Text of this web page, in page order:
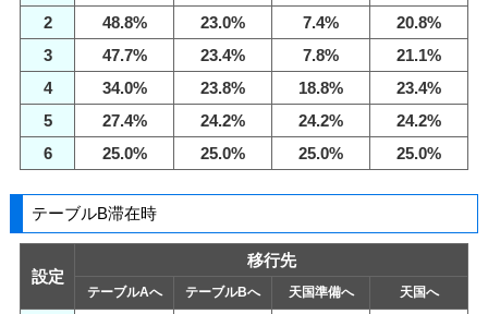
2
48.8% 23.0% 7.4%
20.8%
3
47.7% 23.4% 7.8%
21.1%
4
34.0% 23.8% 18.8%
23.4%
5
27.4% 24.2% 24.2%
24.2%
6
25.0% 25.0% 25.0% 25.0%
テーブルB滞在時
設定
移行先
テーブルAへ テーブルBへ 天国準備へ 天国へ